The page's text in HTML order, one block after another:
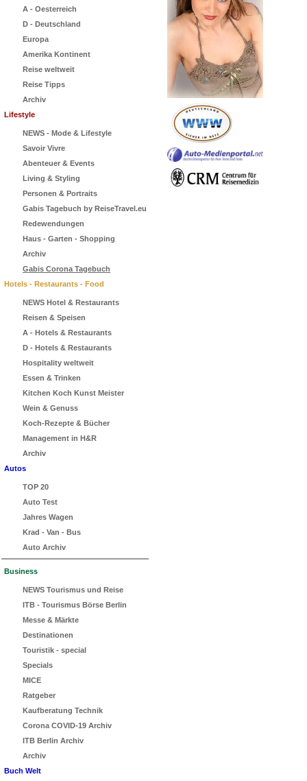
A - Oesterreich
D - Deutschland
Europa
Amerika Kontinent
Reise weltweit
Reise Tipps
Archiv
Lifestyle
NEWS - Mode & Lifestyle
Savoir Vivre
Abenteuer & Events
Living & Styling
Personen & Portraits
Gabis Tagebuch by ReiseTravel.eu
Redewendungen
Haus - Garten - Shopping
Archiv
Gabis Corona Tagebuch
Hotels - Restaurants - Food
NEWS Hotel & Restaurants
Reisen & Speisen
A - Hotels & Restaurants
D - Hotels & Restaurants
Hospitality weltweit
Essen & Trinken
Kitchen Koch Kunst Meister
Wein & Genuss
Koch-Rezepte & Bücher
Management in H&R
Archiv
Autos
TOP 20
Auto Test
Jahres Wagen
Krad - Van - Bus
Auto Archiv
Business
NEWS Tourismus und Reise
ITB - Tourismus Börse Berlin
Messe & Märkte
Destinationen
Touristik - special
Specials
MICE
Ratgeber
Kaufberatung Technik
Corona COVID-19 Archiv
ITB Berlin Archiv
Archiv
Buch Welt